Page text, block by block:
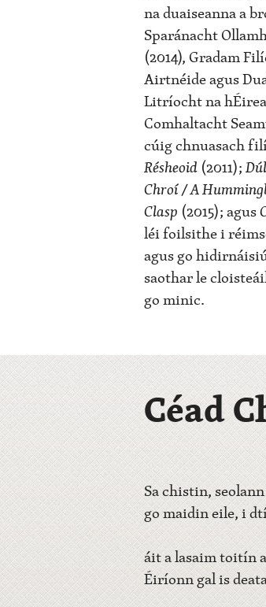
na duaiseanna a
Sparánacht
(2014), Gradam
Airtnéide agus
Litríocht na
Comhaltacht
cúig chnuasach
Résheoid(2011);
Chroí / A
Clasp (2015); agus
léi foilsithe i
agus go
saothar le
go minic.
Céad
Sa chistin,
go maidin eile, i
áit a lasaim toitín
Éiríonn gal is